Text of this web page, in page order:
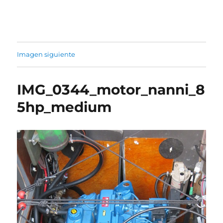
Imagen siguiente
IMG_0344_motor_nanni_8
5hp_medium